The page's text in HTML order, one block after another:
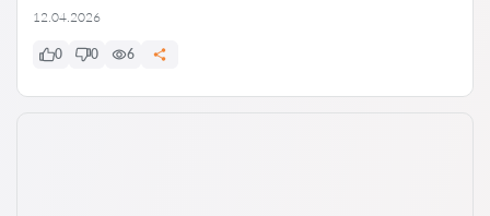
12.04.2026
0 0 6